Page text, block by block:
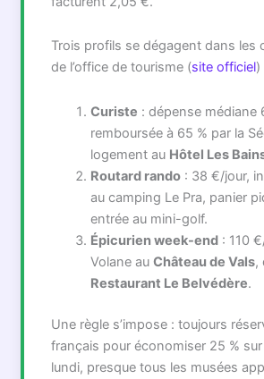
Trois profils se dégagent dans les
de l’office de tourisme (site officiel)
Curiste : dépense médiane
remboursée à 65 % par la
logement au Hôtel Les
Routard rando: 38 €/jour,
au camping Le Pra, panier
entrée au mini-golf.
Épicurien week-end: 110
Volane au Château de Vals,
Restaurant Le Belvédère.
Une règle s’impose : toujours
français pour économiser 25 % sur
lundi, presque tous les musées